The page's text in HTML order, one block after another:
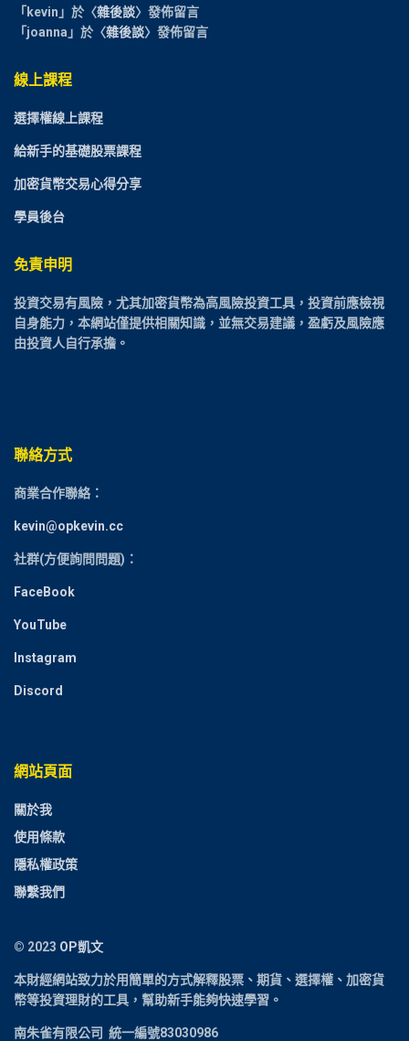
「kevin 」於〈雜後談〉發佈留言
「joanna 」於〈雜後談〉發佈留言
線上課程
選擇權線上課程
給新手的基礎股票課程
加密貨幣交易心得分享
學員後台
免責申明
投資交易有風險，尤其加密貨幣為高風險投資工具，投資前應檢視
自身能力，本網站僅提供相關知識，並無交易建議，盈虧及風險應
由投資人自行承擔。
聯絡方式
商業合作聯絡：
kevin@opkevin.cc
社群(方便詢問問題)：
FaceBook
YouTube
Instagram
Discord
網站頁面
關於我
使用條款
隱私權政策
聯繫我們
© 2023 OP凱文
本財經網站致力於用簡單的方式解釋股票、期貨、選擇權、加密貨
幣等投資理財的工具，幫助新手能夠快速學習。
南朱雀有限公司 統一編號83030986